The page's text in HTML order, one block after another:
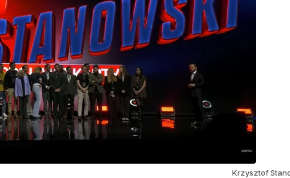
Krzysztof